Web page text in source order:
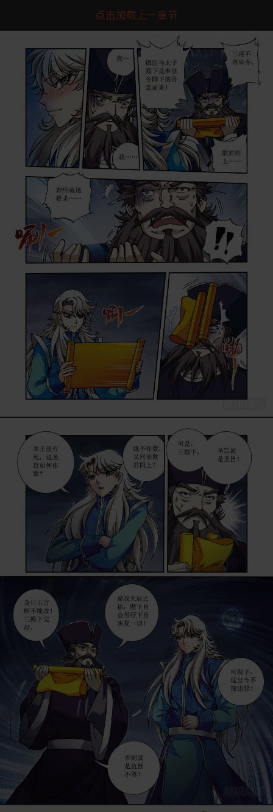
点击加载上一章节